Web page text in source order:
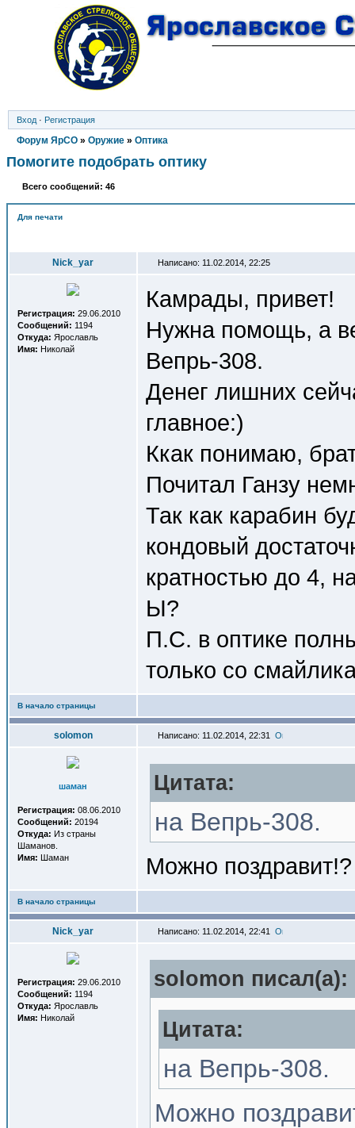
Вход · Регистрация
Форум ЯрСО » Оружие » Оптика
Помогите подобрать оптику
Всего сообщений: 46
Для печати
Nick_yar Написано: 11.02.2014, 22:25
Регистрация: 29.06.2010
Сообщений: 1194
Откуда: Ярославль
Имя: Николай
Камрады, привет!
Нужна помощь, а
Вепрь-308.
Денег лишних
главное:)
Ккак понимаю,
Почитал Ганзу
Так как карабин
кондовый
кратностью до 4,
Ы?
П.С. в оптике
только со
В начало страницы
solomon Написано: 11.02.2014, 22:31
шаман
Регистрация: 08.06.2010
Сообщений: 20194
Откуда: Из страны
Шаманов.
Имя: Шаман
Цитата:
на Вепрь-308.
Можно поздравит!?
В начало страницы
Nick_yar Написано: 11.02.2014, 22:41
Регистрация: 29.06.2010
Сообщений: 1194
Откуда: Ярославль
Имя: Николай
solomon писал(a):
Цитата:
на Вепрь-308.
Можно